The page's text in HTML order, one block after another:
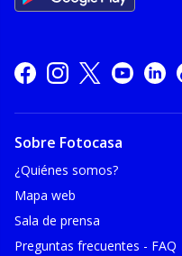
Sobre Fotocasa
¿Quiénes somos?
Mapa web
Sala de prensa
Preguntas frecuentes - FAQ